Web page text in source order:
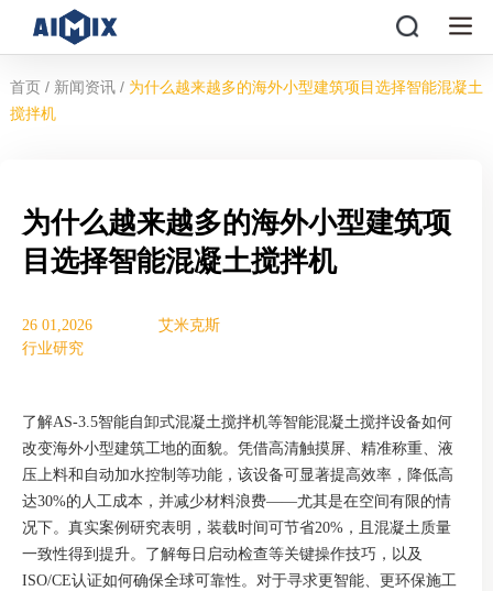
首页 / 新闻资讯 / 为什么越来越多的海外小型建筑项目选择智能混凝土
搅拌机
为什么越来越多的海外小型建筑项
目选择智能混凝土搅拌机
26 01,2026
艾米克斯
行业研究
了解AS-3.5智能自卸式混凝土搅拌机等智能混凝土搅拌设备如何
改变海外小型建筑工地的面貌。凭借高清触摸屏、精准称重、液
压上料和自动加水控制等功能，该设备可显著提高效率，降低高
达30%的人工成本，并减少材料浪费——尤其是在空间有限的情
况下。真实案例研究表明，装载时间可节省20%，且混凝土质量
一致性得到提升。了解每日启动检查等关键操作技巧，以及
ISO/CE认证如何确保全球可靠性。对于寻求更智能、更环保施工